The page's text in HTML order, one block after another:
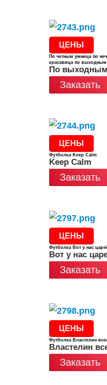
ЦЕНЫ
По четным умница по
красавица по выходным
По
Заказать
ЦЕНЫ
Футболка Keep Calm
Keep Calm
Заказать
ЦЕНЫ
Футболка Вот у нас
Вот у нас
Заказать
ЦЕНЫ
Футболка Властелин
Властелин
Заказать